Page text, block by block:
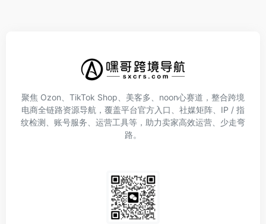
聚焦 Ozon、TikTok Shop、美客多、noon心赛道，整合跨境
电商全链路资源导航，覆盖平台官方入口、社媒矩阵、IP / 指
纹检测、账号服务、运营工具等，助力卖家高效运营、少走弯
路。